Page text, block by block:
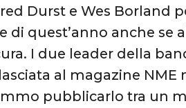
Durst e Wes Borland
di quest’anno anche se
I due leader della
al magazine NME
pubblicarlo tra un